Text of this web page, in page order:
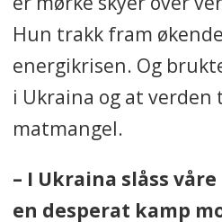
Hun trakk fram
energikrisen. Og
i Ukraina og at verden
matmangel.
– I Ukraina slåss
en desperat kamp